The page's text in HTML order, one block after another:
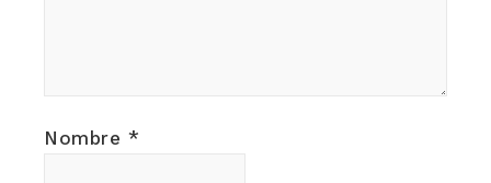
Nombre *